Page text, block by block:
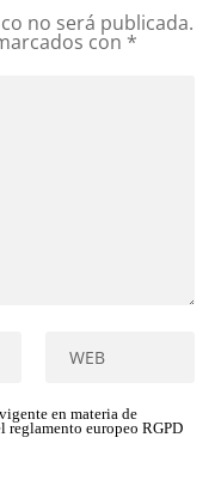
no será publicada.
con *
en materia de
reglamento europeo RGPD